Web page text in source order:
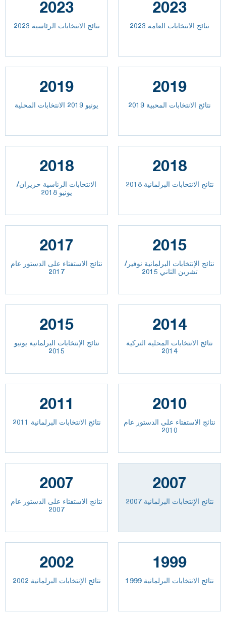
2023
نتائج الانتخابات الرئاسية 2023
2023
2023 نتائج الانتخابات العامة
2019
يونيو 2019 الانتخابات المحلية
2019
نتائج الانتخابات المحبية 2019
2018
الانتخابات الرئاسية حزيران/
يونيو 2018
2018
نتائج الانتخابات البرلمانية 2018
2017
نتائج الاستفتاء على الدستور عام
2017
2015
نتائج الإنتخابات البرلمانية نوفير/
تشرين الثاني 2015
2015
نتائج الإنتخابات البرلمانية يونيو
2015
2014
نتائج الانتخابات المحلية التركية
2014
2011
نتائج الانتخابات البرلمانية 2011
2010
نتائج الاستفتاء على الدستور عام
2010
2007
نتائج الاستفتاء على الدستور عام
2007
2007
نتائج الإنتخابات البرلمانية 2007
2002
نتائج الإنتخابات البرلمانية 2002
1999
نتائج الانتخابات البرلمانية 1999